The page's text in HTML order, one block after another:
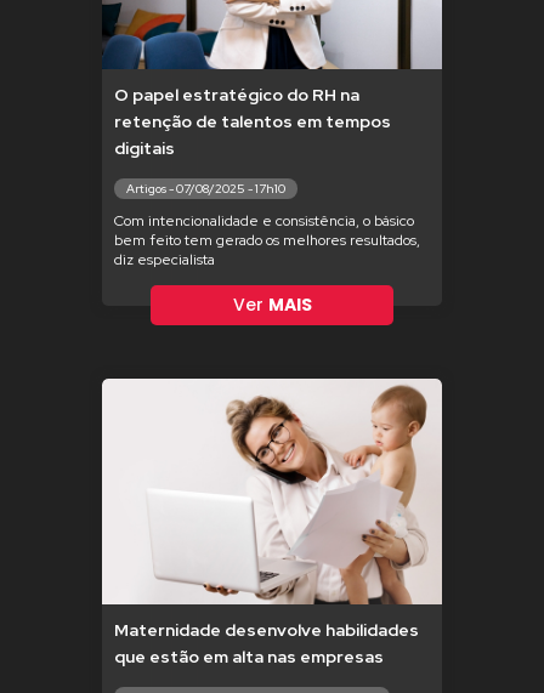
O papel estratégico do RH na
retenção de talentos em tempos
digitais
Artigos - 07/08/2025 - 17h10
Com intencionalidade e consistência, o básico
bem feito tem gerado os melhores resultados,
diz especialista
Ver MAIS
Maternidade desenvolve habilidades
que estão em alta nas empresas